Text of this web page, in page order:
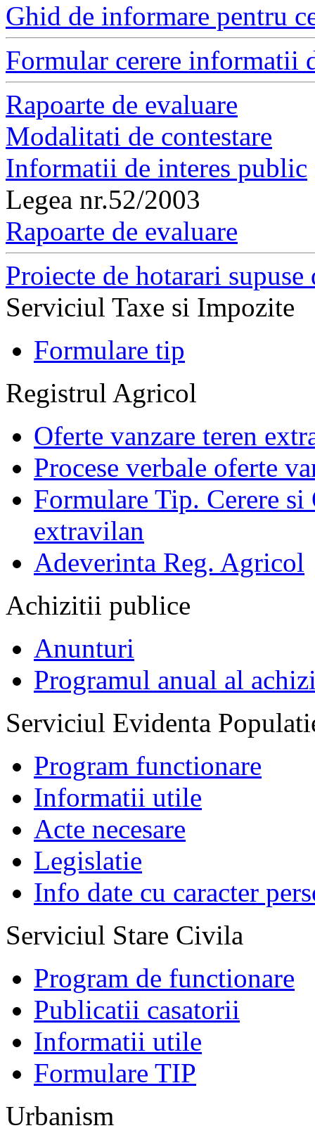
Ghid de informare pentru
Formular cerere informatii
Rapoarte de evaluare
Modalitati de contestare
Informatii de interes public
Legea nr.52/2003
Rapoarte de evaluare
Proiecte de hotarari
Serviciul Taxe si Impozite
Formulare tip
Registrul Agricol
Oferte vanzare teren
Procese verbale oferte
Formulare Tip. Cerere si
extravilan
Adeverinta Reg. Agricol
Achizitii publice
Anunturi
Programul anual al
Serviciul Evidenta
Program functionare
Informatii utile
Acte necesare
Legislatie
Info date cu caracter
Serviciul Stare Civila
Program de functionare
Publicatii casatorii
Informatii utile
Formulare TIP
Urbanism